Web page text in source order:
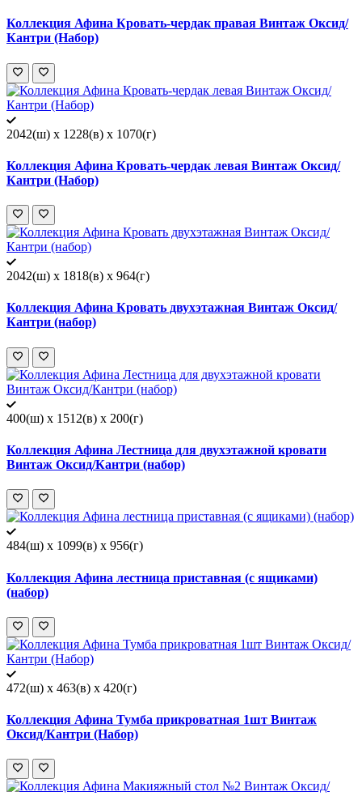
Коллекция Афина Кровать-чердак правая Винтаж Оксид/
Кантри (Набор)
2042(ш) x 1228(в) x 1070(г)
Коллекция Афина Кровать-чердак левая Винтаж Оксид/
Кантри (Набор)
2042(ш) x 1818(в) x 964(г)
Коллекция Афина Кровать двухэтажная Винтаж Оксид/
Кантри (набор)
400(ш) x 1512(в) x 200(г)
Коллекция Афина Лестница для двухэтажной кровати
Винтаж Оксид/Кантри (набор)
484(ш) x 1099(в) x 956(г)
Коллекция Афина лестница приставная (с ящиками)
(набор)
472(ш) x 463(в) x 420(г)
Коллекция Афина Тумба прикроватная 1шт Винтаж
Оксид/Кантри (Набор)